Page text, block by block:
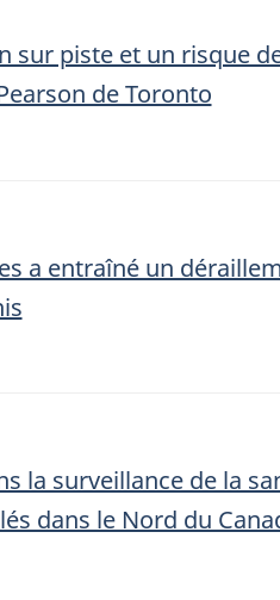
sur piste et un risque
de Toronto
a entraîné un
la surveillance de la
dans le Nord du